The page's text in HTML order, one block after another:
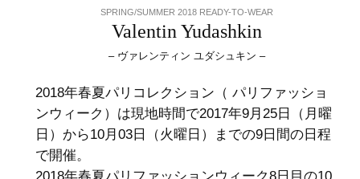
SPRING/SUMMER 2018 READY-TO-WEAR
Valentin Yudashkin
– ヴァレンティン ユダシュキン –
2018年春夏パリコレクション（ パリファッショ
ンウィーク）は現地時間で2017年9月25日（月曜
日）から10月03日（火曜日）までの9日間の日程
で開催。